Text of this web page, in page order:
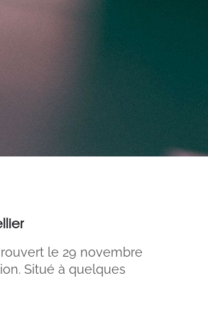
le 29 novembre
Situé à quelques